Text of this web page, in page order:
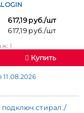
617,19 руб./шт
617,19 руб./шт
1
Купить
подключ.стирал./